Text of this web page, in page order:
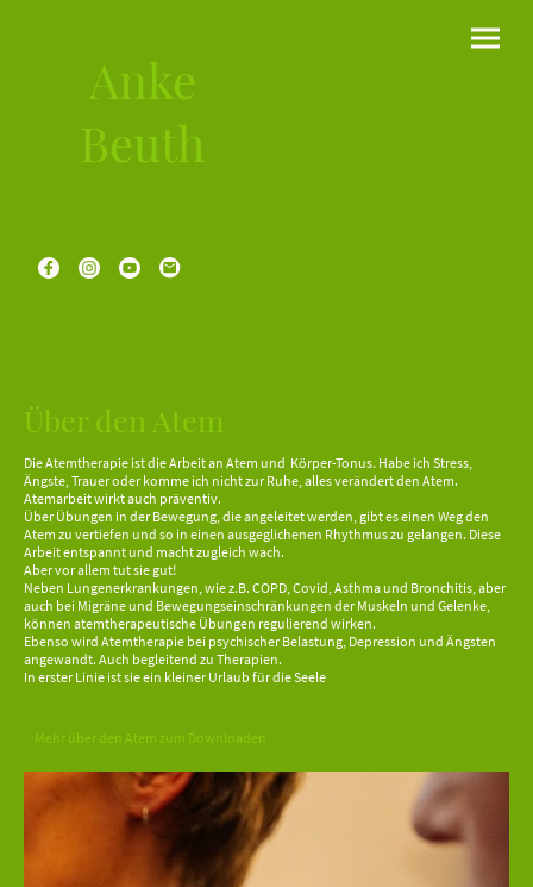
Anke
Beuth
Über den Atem
Die Atemtherapie ist die Arbeit an Atem und Körper-Tonus. Habe ich Stress,
Ängste, Trauer oder komme ich nicht zur Ruhe, alles verändert den Atem.
Atemarbeit wirkt auch präventiv.
Über Übungen in der Bewegung, die angeleitet werden, gibt es einen Weg den
Atem zu vertiefen und so in einen ausgeglichenen Rhythmus zu gelangen. Diese
Arbeit entspannt und macht zugleich wach.
Aber vor allem tut sie gut!
Neben Lungenerkrankungen, wie z.B. COPD, Covid, Asthma und Bronchitis, aber
auch bei Migräne und Bewegungseinschränkungen der Muskeln und Gelenke,
können atemtherapeutische Übungen regulierend wirken.
Ebenso wird Atemtherapie bei psychischer Belastung, Depression und Ängsten
angewandt. Auch begleitend zu Therapien.
In erster Linie ist sie ein kleiner Urlaub für die Seele
Mehr über den Atem zum Downloaden